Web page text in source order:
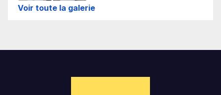
Voir toute la galerie